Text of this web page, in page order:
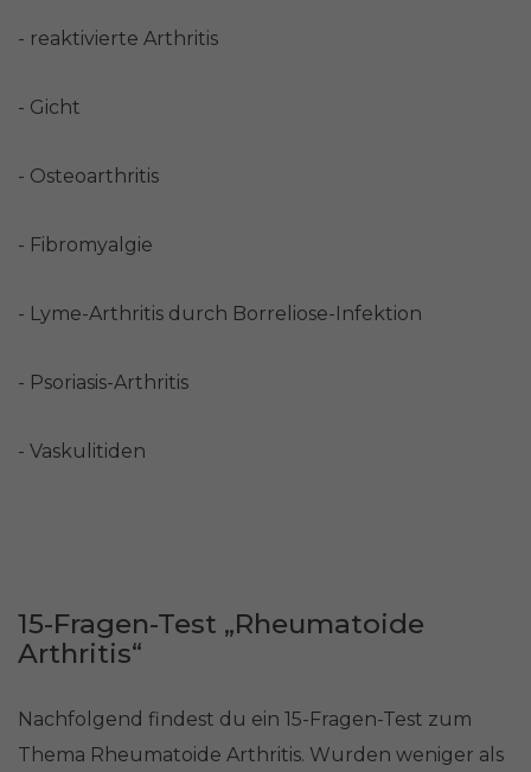
- reaktivierte Arthritis
- Gicht
- Osteoarthritis
- Fibromyalgie
- Lyme-Arthritis durch Borreliose-Infektion
- Psoriasis-Arthritis
- Vaskulitiden
15-Fragen-Test „Rheumatoide
Arthritis“
Nachfolgend findest du ein 15-Fragen-Test zum
Thema Rheumatoide Arthritis. Wurden weniger als